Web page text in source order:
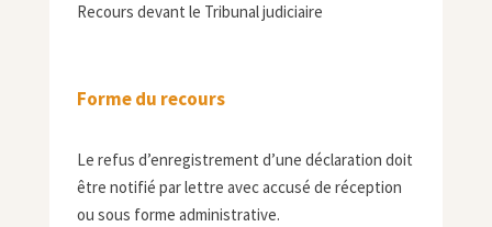
Recours devant le Tribunal judiciaire
Forme du recours
Le refus d’enregistrement d’une déclaration doit
être notifié par lettre avec accusé de réception
ou sous forme administrative.